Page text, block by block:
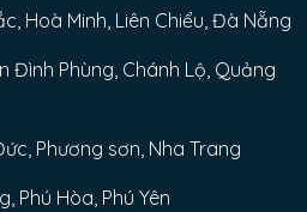
Hoà Minh, Liên Chiểu, Đà Nẵng
Đình Phùng, Chánh Lộ, Quảng
Phương sơn, Nha Trang
Phú Hòa, Phú Yên